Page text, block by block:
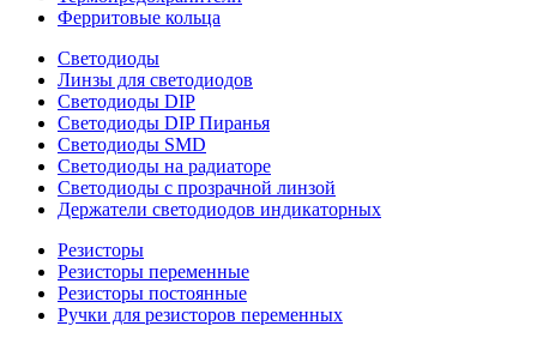
Ферритовые кольца
Светодиоды
Линзы для светодиодов
Светодиоды DIP
Светодиоды DIP Пиранья
Светодиоды SMD
Светодиоды на радиаторе
Светодиоды с прозрачной линзой
Держатели светодиодов индикаторных
Резисторы
Резисторы переменные
Резисторы постоянные
Ручки для резисторов переменных